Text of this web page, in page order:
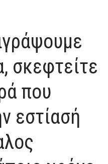
σκεφτείτε
που
εστίασή